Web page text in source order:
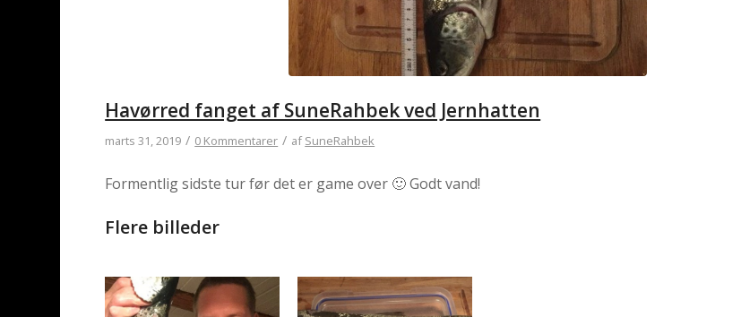
Havørred fanget af SuneRahbek ved Jernhatten
marts 31, 2019 / 0 Kommentarer / afSuneRahbek
Formentlig sidste tur før det er game over 🙂 Godt vand!
Flere billeder